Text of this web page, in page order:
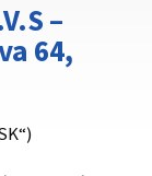
–
64,